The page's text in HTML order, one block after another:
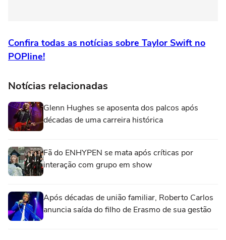
Confira todas as notícias sobre Taylor Swift no
POPline!
Notícias relacionadas
Glenn Hughes se aposenta dos palcos após
décadas de uma carreira histórica
Fã do ENHYPEN se mata após críticas por
interação com grupo em show
Após décadas de união familiar, Roberto Carlos
anuncia saída do filho de Erasmo de sua gestão